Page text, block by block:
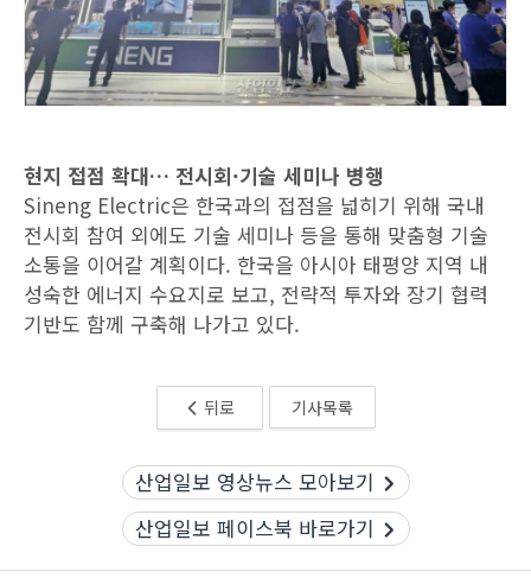
현지 접점 확대… 전시회·기술 세미나 병행
Sineng Electric은 한국과의 접점을 넓히기 위해 국내
전시회 참여 외에도 기술 세미나 등을 통해 맞춤형 기술
소통을 이어갈 계획이다. 한국을 아시아 태평양 지역 내
성숙한 에너지 수요지로 보고, 전략적 투자와 장기 협력
기반도 함께 구축해 나가고 있다.
뒤로 기사목록
산업일보 영상뉴스 모아보기
산업일보 페이스북 바로가기